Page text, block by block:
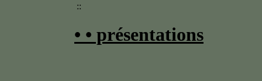
::
• • présentations